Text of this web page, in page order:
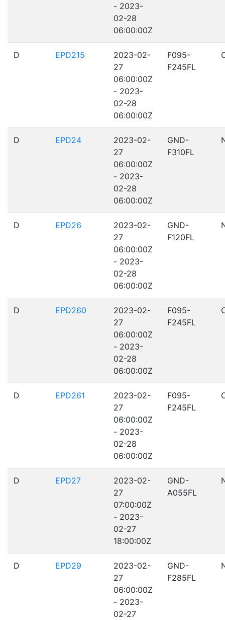
- 2023-
02-28
06:00:00Z
D EPD215
2023-02-
27
06:00:00Z
- 2023-
02-28
06:00:00Z
F095-
F245FL
D EPD24
2023-02-
27
06:00:00Z
- 2023-
02-28
06:00:00Z
GND-
F310FL
D EPD26
2023-02-
27
06:00:00Z
- 2023-
02-28
06:00:00Z
GND-
F120FL
D EPD260
2023-02-
27
06:00:00Z
- 2023-
02-28
06:00:00Z
F095-
F245FL
D EPD261
2023-02-
27
06:00:00Z
- 2023-
02-28
06:00:00Z
F095-
F245FL
D EPD27
2023-02-
27
07:00:00Z
- 2023-
02-27
18:00:00Z
GND-
A055FL
D EPD29
2023-02-
27
06:00:00Z
- 2023-
02-27
GND-
F285FL